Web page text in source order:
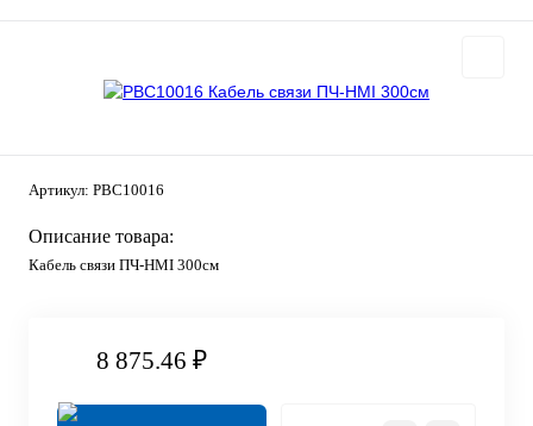
Артикул: PBC10016
Описание товара:
Кабель связи ПЧ-HMI 300см
8 875.46 ₽